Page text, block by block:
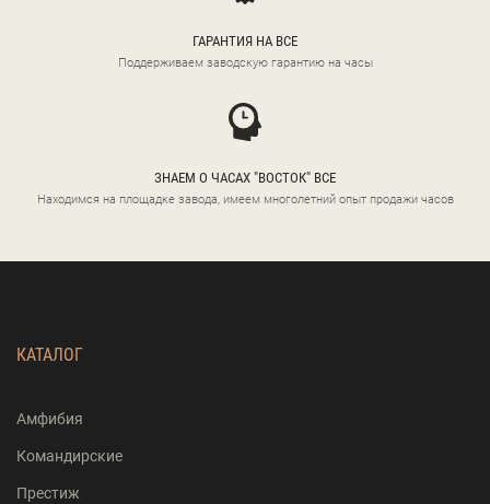
ГАРАНТИЯ НА ВСЕ
Поддерживаем заводскую гарантию на часы
ЗНАЕМ О ЧАСАХ "ВОСТОК" ВСЕ
Находимся на площадке завода, имеем многолетний опыт продажи часов
КАТАЛОГ
Амфибия
Командирские
Престиж